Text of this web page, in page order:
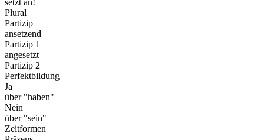
Plural
Partizip
ansetzend
Partizip 1
angesetzt
Partizip 2
Perfektbildung
Ja
über "haben"
Nein
über "sein"
Zeitformen